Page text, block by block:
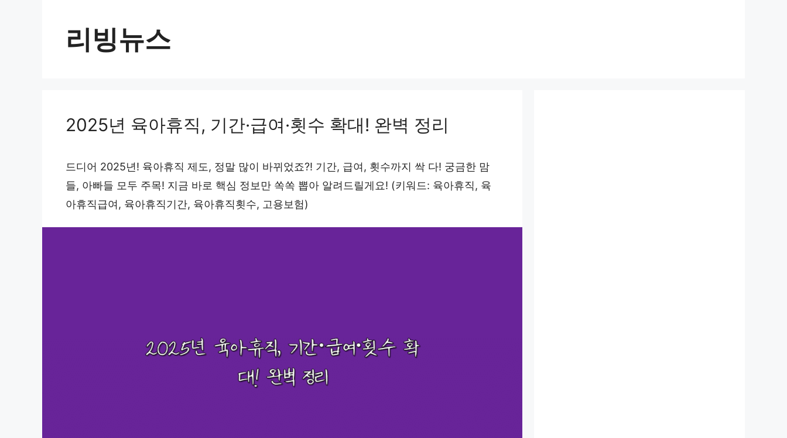
리빙뉴스
2025년 육아휴직, 기간·급여·횟수 확대! 완벽 정리
드디어 2025년! 육아휴직 제도, 정말 많이 바뀌었죠?! 기간, 급여, 횟수까지 싹 다! 궁금한 맘
들, 아빠들 모두 주목! 지금 바로 핵심 정보만 쏙쏙 뽑아 알려드릴게요! (키워드: 육아휴직, 육
아휴직급여, 육아휴직기간, 육아휴직횟수, 고용보험)